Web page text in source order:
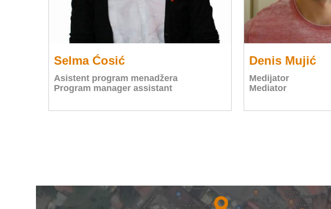
Selma Ćosić
Asistent program menadžera
Program manager assistant
Denis Mujić
Medijator
Mediator